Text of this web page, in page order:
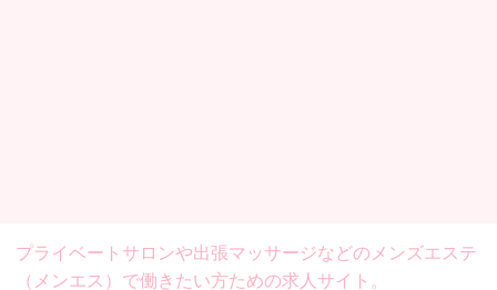
プライベートサロンや出張マッサージなどの メンズエステ
（メンエス）で働きたい方ための求人サイト。